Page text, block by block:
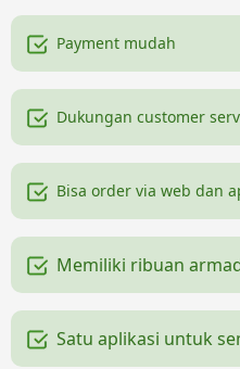
Payment mudah
Dukungan customer
Bisa order via web dan
Memiliki ribuan
Satu aplikasi untuk